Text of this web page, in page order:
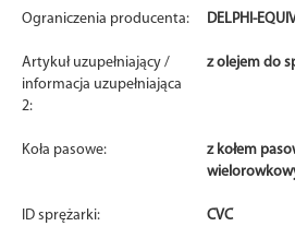
Ograniczenia producenta: DELPHI-
Artykuł uzupełniający /
informacja uzupełniająca
2:
z olejem do
Koła pasowe:
z kołem
ID sprężarki: CVC